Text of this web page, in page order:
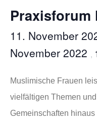
Praxisforum
11. November
November 2022 ,
Muslimische Frauen
vielfältigen Themen
Gemeinschaften